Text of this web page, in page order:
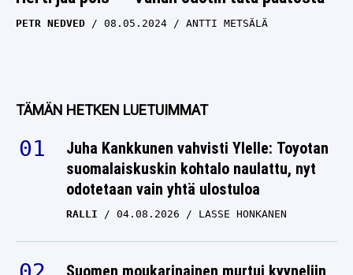
PETR NEDVED 08.05.2024 ANTTI METSÄLÄ
TÄMÄN HETKEN LUETUIMMAT
Juha Kankkunen vahvisti Ylelle: Toyotan
suomalaiskuskin kohtalo naulattu, nyt
odotetaan vain yhtä ulostuloa
RALLI 04.08.2026 LASSE HONKANEN
Suomen moukarinainen murtui kyyneliin